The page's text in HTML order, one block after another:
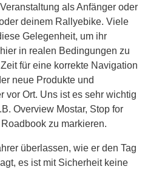
als Anfänger oder
deinem Rallyebike. Viele
Gelegenheit, um ihr
in realen Bedingungen zu
für eine korrekte Navigation
neue Produkte und
vor Ort. Uns ist es sehr wichtig
Overview Mostar, Stop for
zu markieren.
überlassen, wie er den Tag
es ist mit Sicherheit keine